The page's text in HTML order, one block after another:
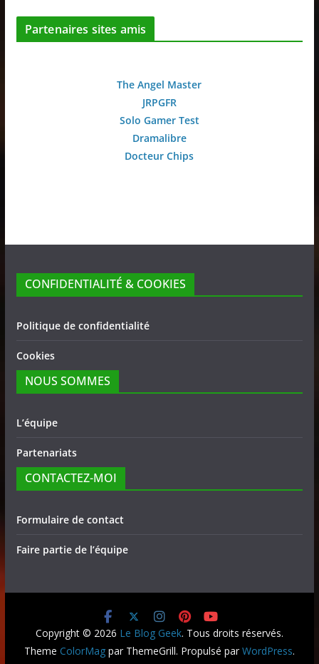
Partenaires sites amis
The Angel Master
JRPGFR
Solo Gamer Test
Dramalibre
Docteur Chips
CONFIDENTIALITÉ & COOKIES
Politique de confidentialité
Cookies
NOUS SOMMES
L’équipe
Partenariats
CONTACTEZ-MOI
Formulaire de contact
Faire partie de l’équipe
Copyright © 2026 Le Blog Geek. Tous droits réservés.
Theme ColorMagpar ThemeGrill. Propulsé par WordPress.